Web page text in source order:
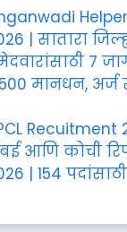
| सातारा
7
मानधन,
Recuitment
आणि कोची
| 154